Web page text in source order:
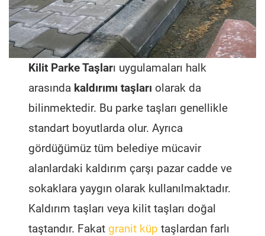
Kilit Parke Taşları uygulamaları halk
arasında kaldırımı taşları olarak da
bilinmektedir. Bu parke taşları genellikle
standart boyutlarda olur. Ayrıca
gördüğümüz tüm belediye mücavir
alanlardaki kaldırım çarşı pazar cadde ve
sokaklara yaygın olarak kullanılmaktadır.
Kaldırım taşları veya kilit taşları doğal
taştandır. Fakat granit küp taşlardan farlı